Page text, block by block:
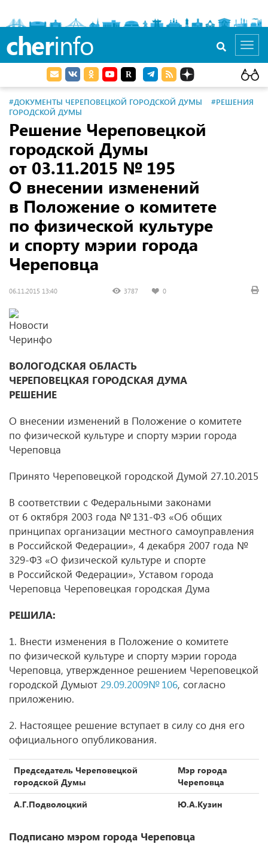
cherinfo
#ДОКУМЕНТЫ ЧЕРЕПОВЕЦКОЙ ГОРОДСКОЙ ДУМЫ
#РЕШЕНИЯ
ГОРОДСКОЙ ДУМЫ
Решение Череповецкой
городской Думы
от 03.11.2015 № 195
О внесении изменений
в Положение о комитете
по физической культуре
и спорту мэрии города
Череповца
06.11.2015 13:40 3787 0
ВОЛОГОДСКАЯ ОБЛАСТЬ
ЧЕРЕПОВЕЦКАЯ ГОРОДСКАЯ ДУМА
РЕШЕНИЕ
О внесении изменений в Положение о комитете
по физической культуре и спорту мэрии города
Череповца
Принято Череповецкой городской Думой 27.10.2015
В соответствии с Федеральными законами
от 6 октября 2003 года № 131-ФЗ «Об общих
принципах организации местного самоуправления
в Российской Федерации», 4 декабря 2007 года №
329-ФЗ «О физической культуре и спорте
в Российской Федерации», Уставом города
Череповца Череповецкая городская Дума
РЕШИЛА:
1. Внести изменения в Положение о комитете
по физической культуре и спорту мэрии города
Череповца, утвержденное решением Череповецкой
городской Думыот 29.09.2009№ 106, согласно
приложению.
2. Настоящее решение вступает в силу со дня его
официального опубликования.
Председатель Череповецкой
городской Думы
Мэр города
Череповца
А.Г.Подволоцкий
Ю.А.Кузин
Подписано мэром города Череповца